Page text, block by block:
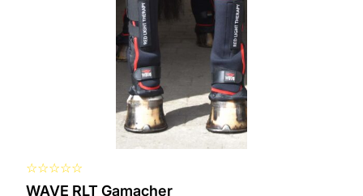
☆☆☆☆☆
WAVE RLT Gamacher